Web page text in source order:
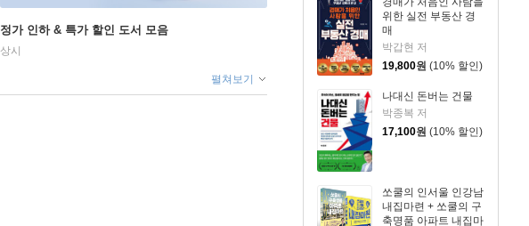
위한 실전 부동산 경
매
박갑현 저
19,800원 (10% 할인)
나대신 돈버는 건물
박종복 저
17,100원 (10% 할인)
쏘쿨의 인서울 인강남
내집마련 + 쏘쿨의 구
축명품 아파트 내집마
정가 인하 & 특가 할인 도서 모음
상시
펼쳐보기